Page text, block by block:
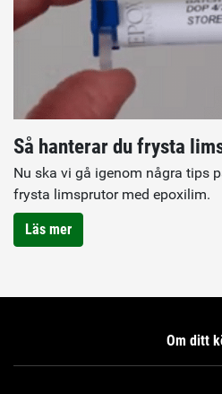
Så hanterar du frysta
Nu ska vi gå igenom några tips
frysta limsprutor med epoxilim.
Läs mer
Om ditt